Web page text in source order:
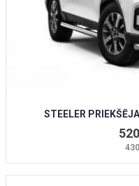
STEELER